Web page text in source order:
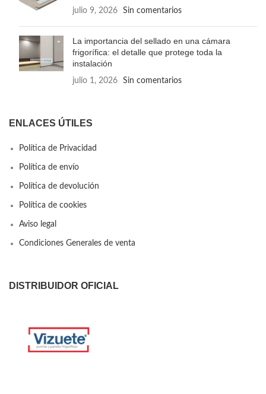
julio 9, 2026 Sin comentarios
La importancia del sellado en una cámara
frigorífica: el detalle que protege toda la
instalación
julio 1, 2026 Sin comentarios
ENLACES ÚTILES
Política de Privacidad
Política de envío
Política de devolución
Política de cookies
Aviso legal
Condiciones Generales de venta
DISTRIBUIDOR OFICIAL